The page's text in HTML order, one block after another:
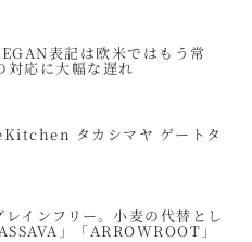
表記は欧米ではもう常
対応に大幅な遅れ
タカシマヤ ゲートタ
インフリー。小麦の代替とし
」「ARROWROOT」